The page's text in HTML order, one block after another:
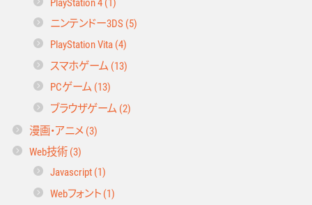
ニンテンドー3DS (5)
PlayStation Vita (4)
スマホゲーム (13)
PCゲーム (13)
ブラウザゲーム (2)
漫画・アニメ (3)
Web技術 (3)
Javascript (1)
Webフォント (1)